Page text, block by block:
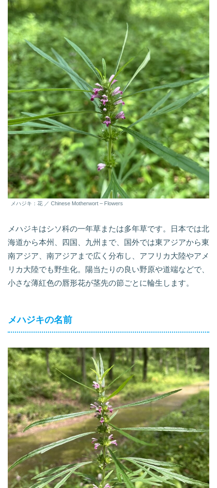
メハジキ：花 ／ Chinese Motherwort – Flowers
メハジキはシソ科の一年草または多年草です。日本では北
海道から本州、四国、九州まで、国外では東アジアから東
南アジア、南アジアまで広く分布し、アフリカ大陸やアメ
リカ大陸でも野生化。陽当たりの良い野原や道端などで、
小さな薄紅色の唇形花が茎先の節ごとに輪生します。
メハジキの名前